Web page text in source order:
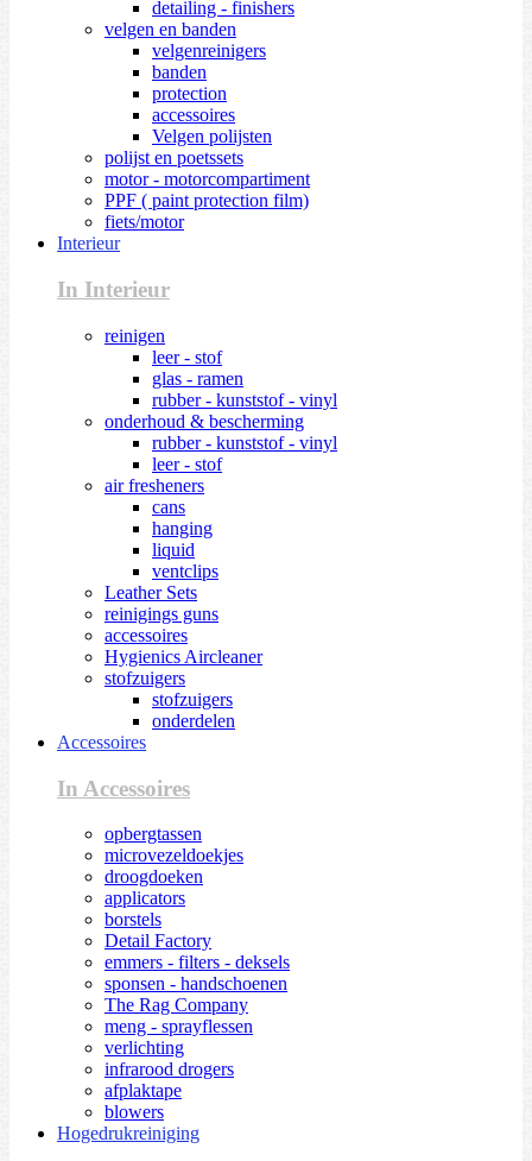
detailing - finishers
velgen en banden
velgenreinigers
banden
protection
accessoires
Velgen polijsten
polijst en poetssets
motor - motorcompartiment
PPF ( paint protection film)
fiets/motor
Interieur
In Interieur
reinigen
leer - stof
glas - ramen
rubber - kunststof - vinyl
onderhoud & bescherming
rubber - kunststof - vinyl
leer - stof
air fresheners
cans
hanging
liquid
ventclips
Leather Sets
reinigings guns
accessoires
Hygienics Aircleaner
stofzuigers
stofzuigers
onderdelen
Accessoires
In Accessoires
opbergtassen
microvezeldoekjes
droogdoeken
applicators
borstels
Detail Factory
emmers - filters - deksels
sponsen - handschoenen
The Rag Company
meng - sprayflessen
verlichting
infrarood drogers
afplaktape
blowers
Hogedrukreiniging